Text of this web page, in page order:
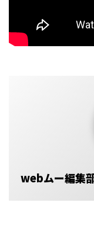
webムー編集